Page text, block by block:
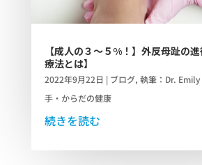
【成人の３～５%！】外反母趾の
療法とは】
2022年9月22日 | ブログ, 執筆：Dr.
手・からだの健康
続きを読む